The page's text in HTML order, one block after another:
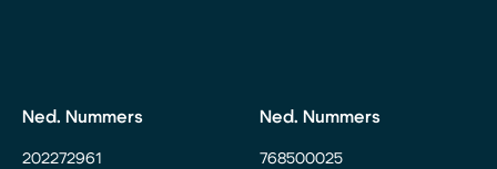
Ned. Nummers
202272961
Ned. Nummers
768500025